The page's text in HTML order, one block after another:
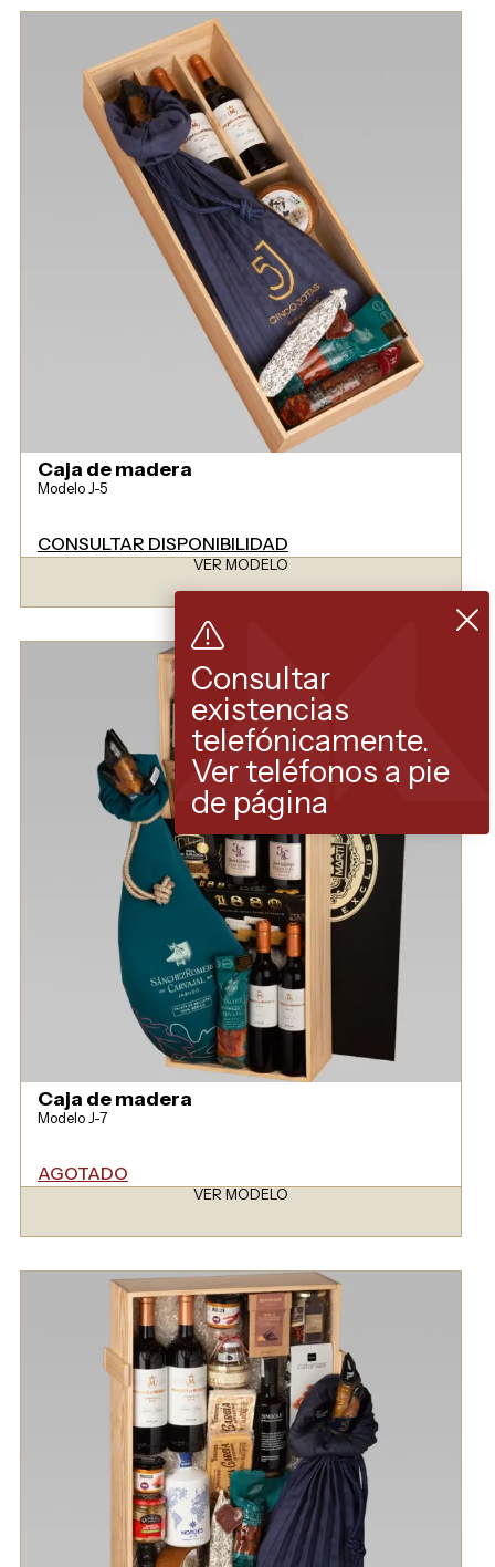
Caja de madera
Modelo J-5
CONSULTAR DISPONIBILIDAD
VER MODELO
Caja de madera
Modelo J-7
AGOTADO
VER MODELO
Consultar
existencias
telefónicamente.
Ver teléfonos a pie
de página